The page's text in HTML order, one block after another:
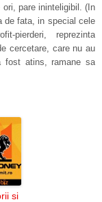
pare ininteligibil. (In
de fata, in special cele
pierderi, reprezinta
cercetare, care nu au
fost atins, ramane sa
si